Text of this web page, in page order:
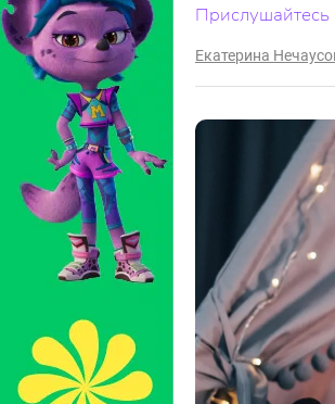
Прислушайтесь
Екатерина